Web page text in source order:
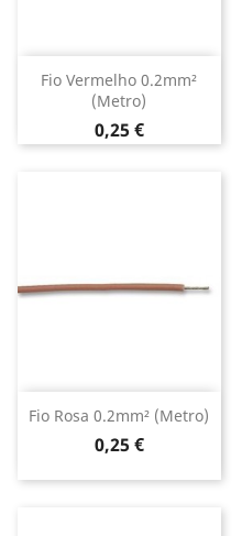
Fio Vermelho 0.2mm²
(metro)
Preço
0,25 €
Fio Rosa 0.2mm² (metro)
Preço
0,25 €